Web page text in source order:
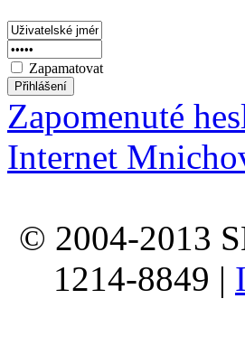
Zapamatovat
Zapomenuté
Internet
© 2004-2013
1214-8849 |